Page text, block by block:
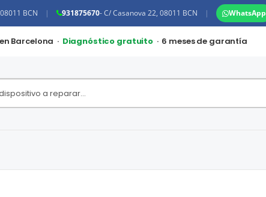
BCN | 931875670- C/ Casanova 22, 08011 BCN | WhatsApp
Barcelona · Diagnóstico gratuito · 6 meses de garantía